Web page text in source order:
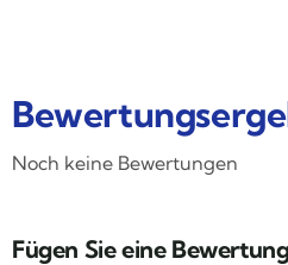
Noch keine Bewertungen
Fügen Sie eine